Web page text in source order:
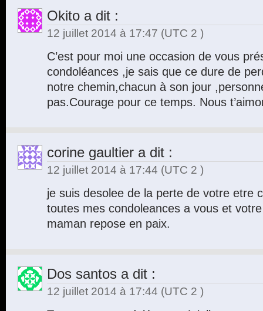
Okito a dit :
12 juillet 2014 à 17:47 (UTC 2 )
C’est pour moi une occasion de vous
condoléances ,je sais que ce dure de
notre chemin,chacun à son jour
pas.Courage pour ce temps. Nous
corine gaultier a dit :
12 juillet 2014 à 17:44 (UTC 2 )
je suis desolee de la perte de votre etre
toutes mes condoleances a vous et
maman repose en paix.
Dos santos a dit :
12 juillet 2014 à 17:44 (UTC 2 )